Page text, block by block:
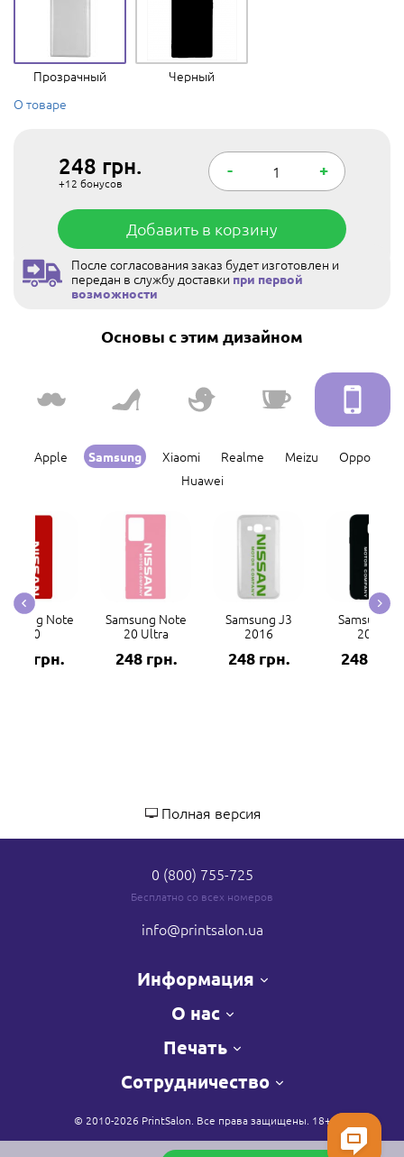
Прозрачный
Черный
О товаре
248 грн.
+12 бонусов
- +
Добавить в корзину
После согласования заказ будет изготовлен и
передан в службу доставки при первой
возможности
Основы с этим дизайном
Apple Samsung Xiaomi Realme Meizu
Oppo
Huawei
Note
20
248 грн.
Samsung Note
20 Ultra
248 грн.
Samsung J3
2016
248 грн.
Samsung J3
2017
248 грн.
Полная версия
0 (800) 755-725
Бесплатно со всех номеров
info@printsalon.ua
Информация
О нас
Печать
Сотрудничество
© 2010-2026 PrintSalon. Все права защищены. 18+